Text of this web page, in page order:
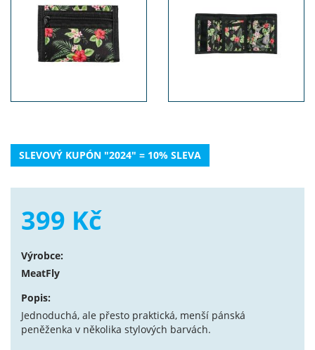
SLEVOVÝ KUPÓN "2024" = 10% SLEVA
399 Kč
Výrobce:
MeatFly
Popis:
Jednoduchá, ale přesto praktická, menší pánská
peněženka v několika stylových barvách.